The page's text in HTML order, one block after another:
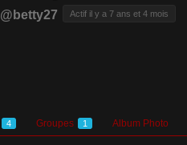
@betty27 Actif il y a 7 ans et 4 mois
4 Groupes 1 Album Photo